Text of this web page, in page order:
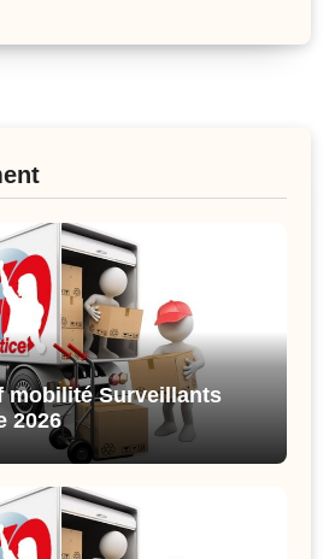
mobilité Surveillants
2026